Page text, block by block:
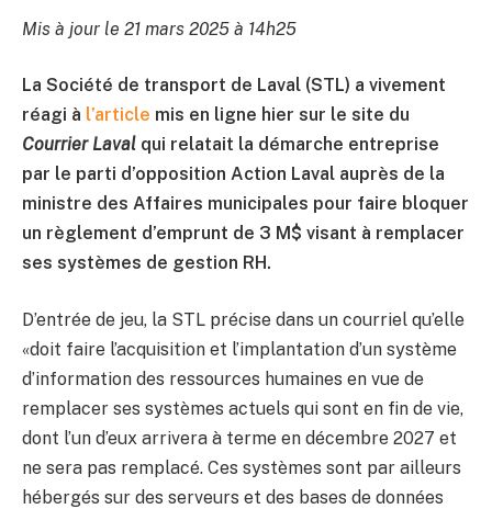
Mis à jour le 21 mars 2025 à 14h25
La Société de transport de Laval (STL) a vivement
réagi à l’article mis en ligne hier sur le site du
Courrier Laval qui relatait la démarche entreprise
par le parti d’opposition Action Laval auprès de la
ministre des Affaires municipales pour faire bloquer
un règlement d’emprunt de 3 M$ visant à remplacer
ses systèmes de gestion RH.
D’entrée de jeu, la STL précise dans un courriel qu’elle
«doit faire l’acquisition et l’implantation d’un système
d’information des ressources humaines en vue de
remplacer ses systèmes actuels qui sont en fin de vie,
dont l’un d’eux arrivera à terme en décembre 2027 et
ne sera pas remplacé. Ces systèmes sont par ailleurs
hébergés sur des serveurs et des bases de données